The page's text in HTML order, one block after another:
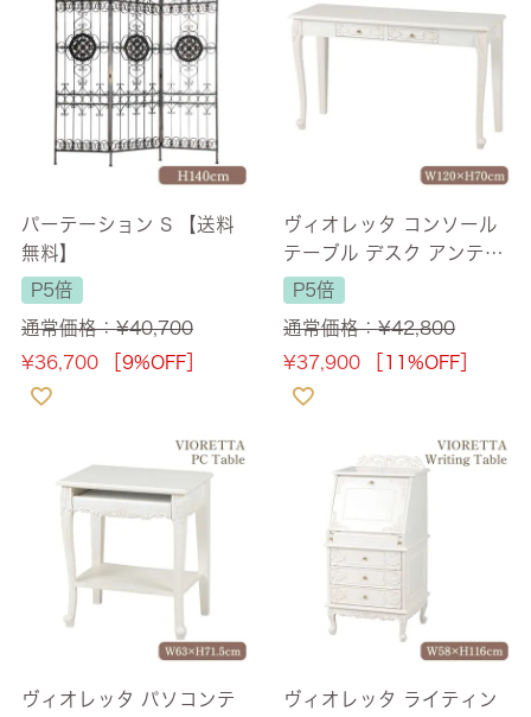
パーテーション S 【送料
無料】
P5倍
通常価格：¥40,700
¥36,700 ［9%OFF］
ヴィオレッタ コンソール
テーブル デスク アンティ
ークホワイト 幅120cm
【送料無料】
P5倍
通常価格：¥42,800
¥37,900 ［11%OFF］
ヴィオレッタ パソコンテ
ヴィオレッタ ライティン